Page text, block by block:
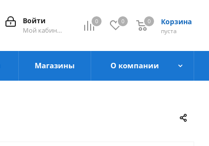
0 0 Корзина
0
пуста
0
Войти
Мой кабинет
Магазины О компании